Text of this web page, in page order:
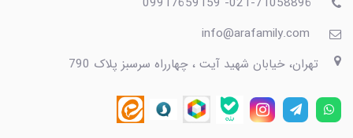
تهران، خیابان شهید آیت ، چهارراه سرسبز پلاک 790